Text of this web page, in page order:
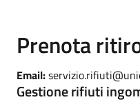
Prenota
Email:
Gestione rifiuti